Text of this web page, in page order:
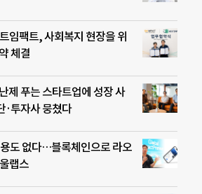
임팩트, 사회복지 현장을 위
체결
제 푸는 스타트업에 성장 사
투자사 뭉쳤다
도 없다…블록체인으로 라오
랩스